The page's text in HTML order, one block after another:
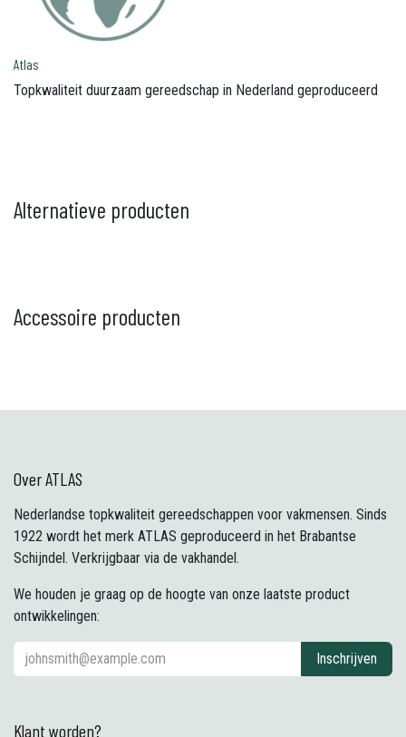
Atlas
Topkwaliteit duurzaam gereedschap in Nederland geproduceerd
Alternatieve producten
Accessoire producten
Over ATLAS
Nederlandse topkwaliteit gereedschappen voor vakmensen. Sinds
1922 wordt het merk ATLAS geproduceerd in het Brabantse
Schijndel. Verkrijgbaar via de vakhandel.
We houden je graag op de hoogte van onze laatste product
ontwikkelingen:
Inschrijven
Klant worden?